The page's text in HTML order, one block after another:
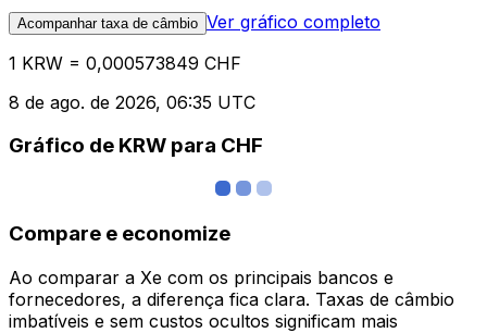
Acompanhar taxa de câmbio Ver gráfico completo
1 KRW = 0,000573849 CHF
8 de ago. de 2026, 06:35 UTC
Gráfico de KRW para CHF
Compare e economize
Ao comparar a Xe com os principais bancos e
fornecedores, a diferença fica clara. Taxas de câmbio
imbatíveis e sem custos ocultos significam mais